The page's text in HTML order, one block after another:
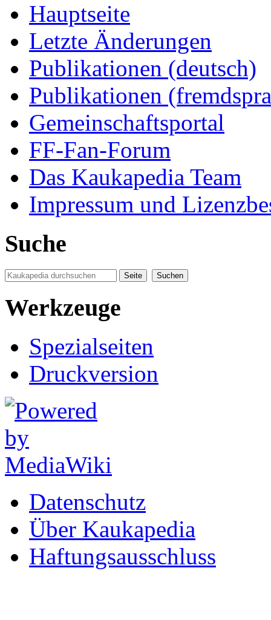
Hauptseite
Letzte Änderungen
Publikationen (deutsch)
Publikationen
Gemeinschaftsportal
FF-Fan-Forum
Das Kaukapedia Team
Impressum und
Suche
Werkzeuge
Spezialseiten
Druckversion
Datenschutz
Über Kaukapedia
Haftungsausschluss